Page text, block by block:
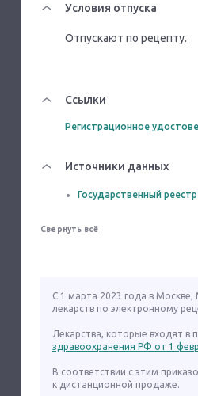
Условия отпуска
Отпускают по рецепту.
Ссылки
Регистрационное
Источники данных
Государственный
Свернуть всё
С 1 марта 2023 года в
лекарств по электронному
Лекарства, которые входят в
здравоохранения РФ от 1
В соответствии с этим
к дистанционной продаже.